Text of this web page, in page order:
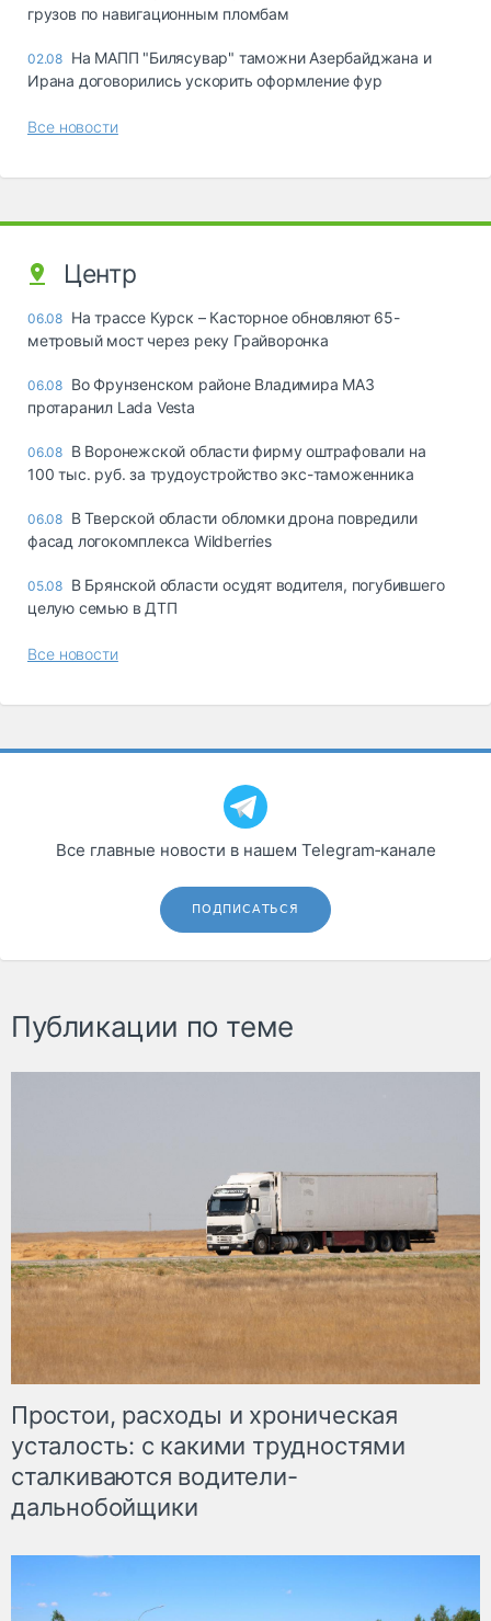
грузов по навигационным пломбам
02.08 На МАПП "Билясувар" таможни Азербайджана и
Ирана договорились ускорить оформление фур
Все новости
Центр
06.08 На трассе Курск – Касторное обновляют 65-
метровый мост через реку Грайворонка
06.08 Во Фрунзенском районе Владимира МАЗ
протаранил Lada Vesta
06.08 В Воронежской области фирму оштрафовали на
100 тыс. руб. за трудоустройство экс-таможенника
06.08 В Тверской области обломки дрона повредили
фасад логокомплекса Wildberries
05.08 В Брянской области осудят водителя, погубившего
целую семью в ДТП
Все новости
Все главные новости в нашем Telegram‑канале
ПОДПИСАТЬСЯ
Публикации по теме
Простои, расходы и хроническая
усталость: с какими трудностями
сталкиваются водители-
дальнобойщики